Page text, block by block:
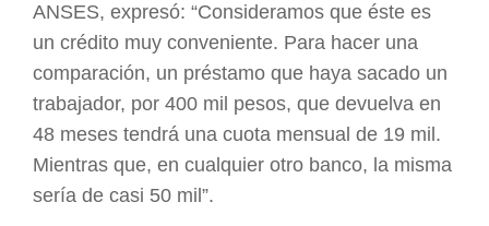
ANSES, expresó: “Consideramos que éste es
un crédito muy conveniente. Para hacer una
comparación, un préstamo que haya sacado un
trabajador, por 400 mil pesos, que devuelva en
48 meses tendrá una cuota mensual de 19 mil.
Mientras que, en cualquier otro banco, la misma
sería de casi 50 mil”.